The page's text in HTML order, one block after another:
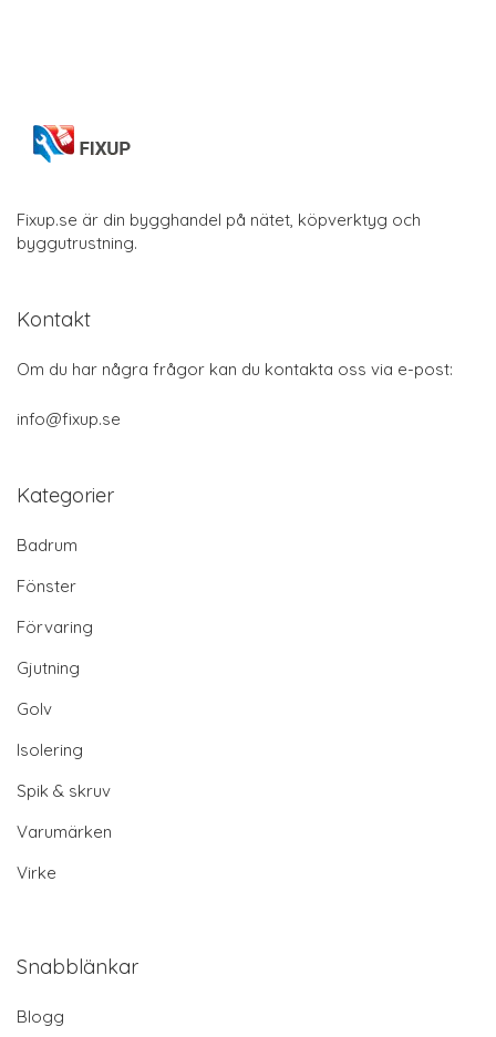
Fixup.se är din bygghandel på nätet, köpverktyg och
byggutrustning.
Kontakt
Om du har några frågor kan du kontakta oss via e-post:
info@fixup.se
Kategorier
Badrum
Fönster
Förvaring
Gjutning
Golv
Isolering
Spik & skruv
Varumärken
Virke
Snabblänkar
Blogg